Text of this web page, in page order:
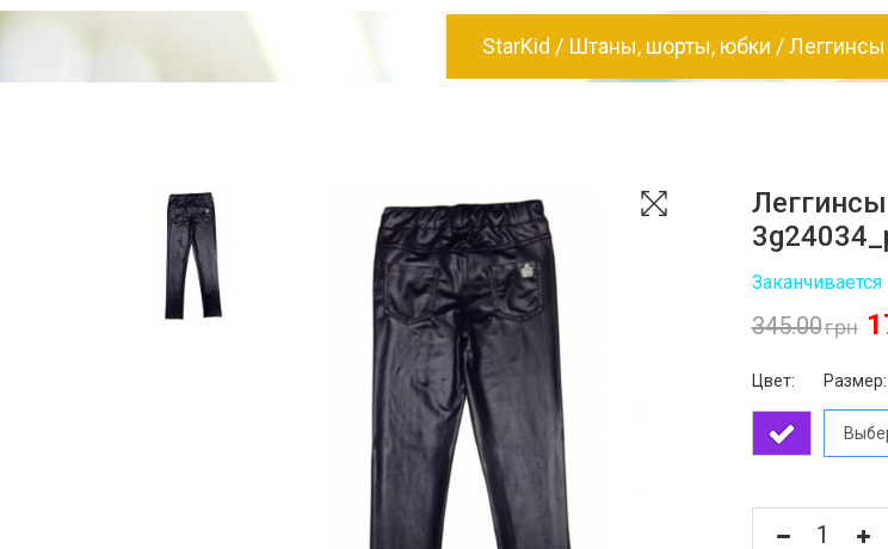
StarKid Штаны, шорты, юбки
Заканчивается
345.00
Цвет: Размер: